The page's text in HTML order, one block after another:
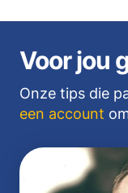
Voor jou
Onze tips die
een account